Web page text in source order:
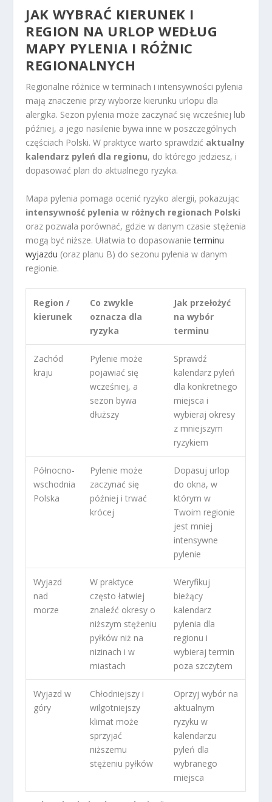
JAK WYBRAĆ KIERUNEK I
REGION NA URLOP WEDŁUG
MAPY PYLENIA I RÓŻNIC
REGIONALNYCH
Regionalne różnice w terminach i intensywności pylenia
mają znaczenie przy wyborze kierunku urlopu dla
alergika. Sezon pylenia może zaczynać się wcześniej lub
później, a jego nasilenie bywa inne w poszczególnych
częściach Polski. W praktyce warto sprawdzić aktualny
kalendarz pyleń dla regionu, do którego jedziesz, i
dopasować plan do aktualnego ryzyka.
Mapa pylenia pomaga ocenić ryzyko alergii, pokazując
intensywność pylenia w różnych regionach Polski
oraz pozwala porównać, gdzie w danym czasie stężenia
mogą być niższe. Ułatwia to dopasowanieterminu
wyjazdu (oraz planu B) do sezonu pylenia w danym
regionie.
Region /
kierunek
Co zwykle
oznacza dla
ryzyka
Jak przełożyć
na wybór
terminu
Zachód
kraju
Pylenie może
pojawiać się
wcześniej, a
sezon bywa
dłuższy
Sprawdź
kalendarz pyleń
dla konkretnego
miejsca i
wybieraj okresy
z mniejszym
ryzykiem
Północno-
wschodnia
Polska
Pylenie może
zaczynać się
później i trwać
krócej
Dopasuj urlop
do okna, w
którym w
Twoim regionie
jest mniej
intensywne
pylenie
Wyjazd
nad
morze
W praktyce
często łatwiej
znaleźć okresy o
niższym stężeniu
pyłków niż na
nizinach i w
miastach
Weryfikuj
bieżący
kalendarz
pylenia dla
regionu i
wybieraj termin
poza szczytem
Wyjazd w
góry
Chłodniejszy i
wilgotniejszy
klimat może
sprzyjać
niższemu
stężeniu pyłków
Oprzyj wybór na
aktualnym
ryzyku w
kalendarzu
pyleń dla
wybranego
miejsca